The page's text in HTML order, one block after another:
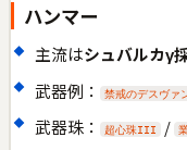
ハンマー
主流はシュバルカγ
武器例：
禁戒のデスヴァ
武器珠： 超心珠III /